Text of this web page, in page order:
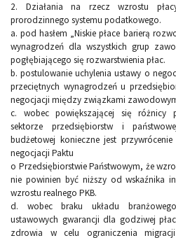
2. Działania na rzecz wzrostu
prorodzinnego systemu podatkowego.
a. pod hasłem „Niskie płace barierą
wynagrodzeń dla wszystkich grup
pogłębiającego się rozwarstwienia płac.
b. postulowanie uchylenia ustawy o
przeciętnych wynagrodzeń u
negocjacji między związkami
c. wobec powiększającej się różnicy
sektorze przedsiębiorstw i
budżetowej konieczne jest
negocjacji Paktu
o Przedsiębiorstwie Państwowym, że
nie powinien być niższy od wskaźnika
wzrostu realnego PKB.
d. wobec braku układu
ustawowych gwarancji dla godziwej
zdrowia w celu ograniczenia